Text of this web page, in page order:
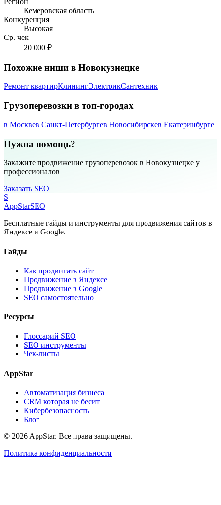
Регион
Кемеровская область
Конкуренция
Высокая
Ср. чек
20 000 ₽
Похожие ниши в Новокузнецке
Ремонт квартирКлинингЭлектрикСантехник
Грузоперевозки в топ-городах
в Москвев Санкт-Петербургев Новосибирскев Екатеринбурге
Нужна помощь?
Закажите продвижение грузоперевозок в Новокузнецке у
профессионалов
Заказать SEO
S
AppStarSEO
Бесплатные гайды и инструменты для продвижения сайтов в
Яндексе и Google.
Гайды
Как продвигать сайт
Продвижение в Яндексе
Продвижение в Google
SEO самостоятельно
Ресурсы
Глоссарий SEO
SEO инструменты
Чек-листы
AppStar
Автоматизация бизнеса
CRM которая не бесит
Кибербезопасность
Блог
© 2026 AppStar. Все права защищены.
Политика конфиденциальности